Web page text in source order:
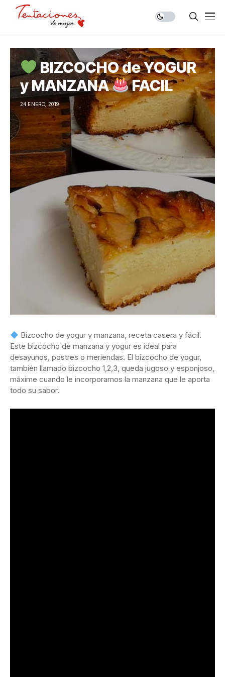
BIZCOCHO de YOGUR
y MANZANA
FACIL
24 ENERO, 2019
Bizcocho de yogur y manzana, receta casera y fácil.
Este bizcocho de manzana y yogur es ideal para
desayunos, postres o meriendas. El bizcocho de yogur,
también llamado bizcocho 1,2,3, queda jugoso y esponjoso,
máxime cuando le incorporamos la manzana que le aporta
todo su sabor.